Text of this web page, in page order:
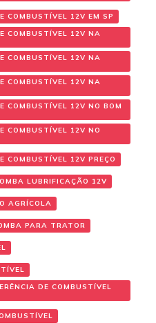
COMBUSTÍVEL 12V EM SP
COMBUSTÍVEL 12V NA
COMBUSTÍVEL 12V NA
COMBUSTÍVEL 12V NA
COMBUSTÍVEL 12V NO BOM
COMBUSTÍVEL 12V NO
COMBUSTÍVEL 12V PREÇO
LUBRIFICAÇÃO 12V
AGRÍCOLA
PARA TRATOR
DE COMBUSTÍVEL